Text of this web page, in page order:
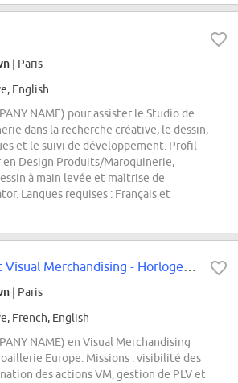
| Paris
English
NAME) pour assister le Studio de
dans la recherche créative, le dessin,
et le suivi de développement. Profil
en Design Produits/Maroquinerie,
à main levée et maîtrise de
Langues requises : Français et
| Paris
French, English
NAME) en Visual Merchandising
Europe. Missions : visibilité des
des actions VM, gestion de PLV et